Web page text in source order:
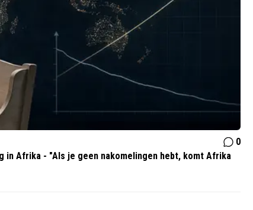
0
Afrika - "Als je geen nakomelingen hebt, komt Afrika